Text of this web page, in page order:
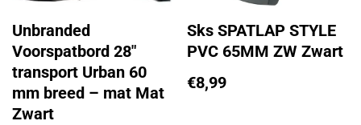
Unbranded
Voorspatbord 28″
transport Urban 60
mm breed – mat Mat
Zwart
Sks SPATLAP STYLE
PVC 65MM ZW Zwart
€8,99